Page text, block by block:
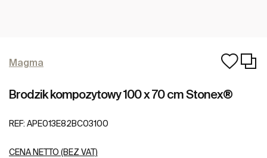
Magma
Brodzik kompozytowy 100 x 70 cm Stonex®
REF: APE013E82BC03100
CENA NETTO (BEZ VAT)